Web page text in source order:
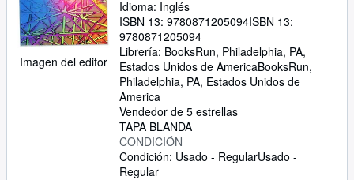
Imagen del editor
Idioma: Inglés
ISBN 13: 9780871205094ISBN 13:
9780871205094
Librería: BooksRun, Philadelphia, PA,
Estados Unidos de AmericaBooksRun,
Philadelphia, PA, Estados Unidos de
America
Vendedor de 5 estrellas
TAPA BLANDA
CONDICIÓN
Condición: Usado - RegularUsado -
Regular